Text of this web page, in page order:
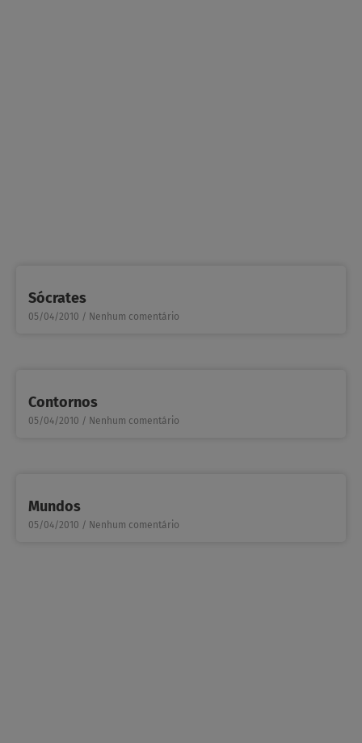
Sócrates
05/04/2010 Nenhum comentário
Contornos
05/04/2010 Nenhum comentário
Mundos
05/04/2010 Nenhum comentário